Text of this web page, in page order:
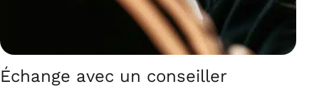
Échange avec un conseiller